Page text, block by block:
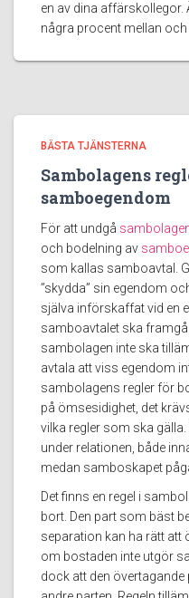
en av dina affärskollegor.
några procent mellan
BÄSTA TJÄNSTERNA
Sambolagens
samboegendom
För att undgå
och bodelning av
som kallas samboavtal.
”skydda” sin egendom
själva införskaffat vid en
samboavtalet ska
sambolagen inte ska
avtala att viss egendom
sambolagens regler för
på ömsesidighet, det
vilka regler som ska
under relationen, både
medan samboskapet
Det finns en regel i
bort. Den part som bäst
separation kan ha rätt att
om bostaden inte utgör
dock att den övertagande